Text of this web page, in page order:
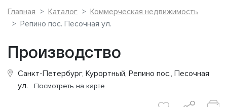
Главная Каталог
Коммерческая недвижимость
Репино пос. Песочная ул.
Производство
Санкт-Петербург, Курортный, Репино пос., Песочная
ул. Посмотреть на карте